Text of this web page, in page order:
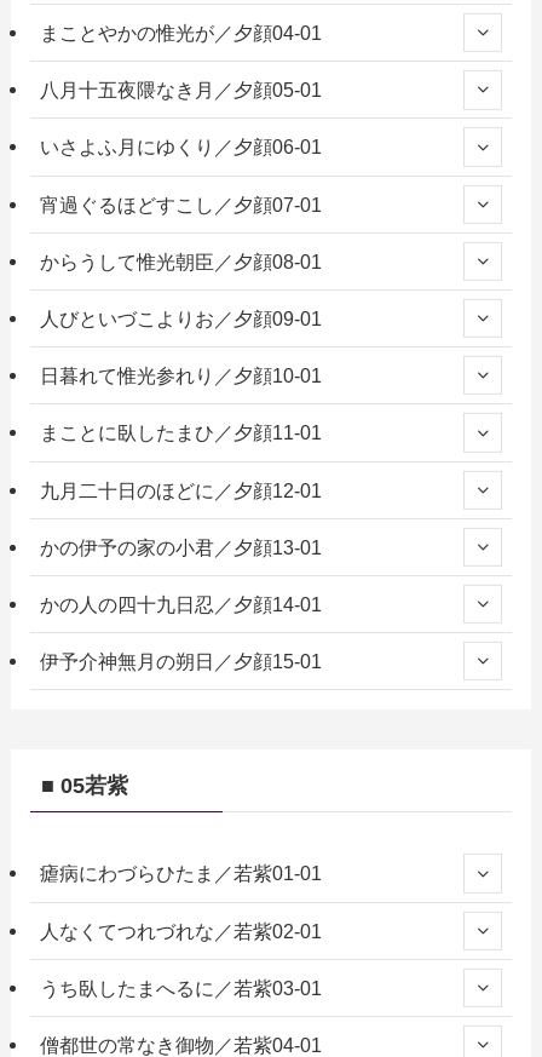
まことやかの惟光が／夕顔04-01
八月十五夜隈なき月／夕顔05-01
いさよふ月にゆくり／夕顔06-01
宵過ぐるほどすこし／夕顔07-01
からうして惟光朝臣／夕顔08-01
人びといづこよりお／夕顔09-01
日暮れて惟光参れり／夕顔10-01
まことに臥したまひ／夕顔11-01
九月二十日のほどに／夕顔12-01
かの伊予の家の小君／夕顔13-01
かの人の四十九日忍／夕顔14-01
伊予介神無月の朔日／夕顔15-01
■ 05若紫
瘧病にわづらひたま／若紫01-01
人なくてつれづれな／若紫02-01
うち臥したまへるに／若紫03-01
僧都世の常なき御物／若紫04-01